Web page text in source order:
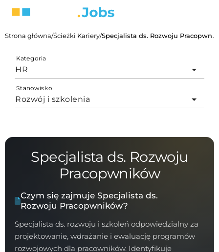
Strona główna/Ścieżki Kariery/
Kategoria
HR
Stanowisko
Rozwój i szkolenia
Specjalista ds. Rozwoju
Pracopwników
Czym się zajmuje Specjalista ds.
Rozwoju Pracopwników?
Specjalista ds. rozwoju i szkoleń odpowiedzialny za
projektowanie, wdrażanie i ewaluację programów
rozwojowych dla pracowników. Identyfikuje